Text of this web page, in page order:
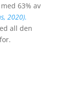
63% av
2020).
all den